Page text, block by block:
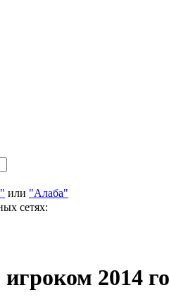
или "Алаба"
сетях:
2014